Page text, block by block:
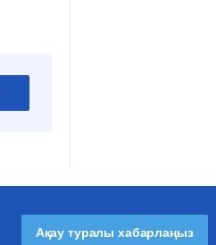
Ақау туралы хабарлаңыз